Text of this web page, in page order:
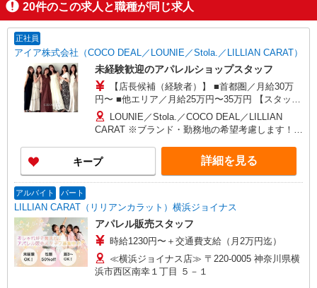
20件のこの求人と職種が同じ求人
正社員
アイア株式会社（COCO DEAL／LOUNIE／Stola.／LILLIAN CARAT）
未経験歓迎のアパレルショップスタッフ
【店長候補（経験者）】 ■首都圏／月給30万
円〜 ■他エリア／月給25万円〜35万円 【スタッ
フ】 ■首都圏／月給24万3,800円〜40万円 ■大阪／
月給23万3,500円〜35万円 ■京都、兵庫、愛知、岐
阜、福岡／月給22万7,800円〜35万円 ■他エリア／
月給22万2,100円〜35万円 固定残業手当含む（1ヶ
月あたり20時間）※超過時は追加支給 首都圏エリ
ア：30,800円 大阪：29,500円 京都、兵庫、愛知、
考慮 ※試用期間3ヶ月も同条件（首都圏：店長候
補は月給27万円〜）
LOUNIE／Stola.／COCO DEAL／LILLIAN
CARAT ※ブランド・勤務地の希望考慮します！※
道、宮城（仙台）、愛知、大阪、兵庫、京都、和
歌山、岡山、広島、愛媛、福岡、長崎、宮崎、熊
本などの各店舗で募集しています。 【COCO
ルミネ池袋店／ルミネ横浜／ルミネ大宮店／ルミ
ネ有楽町店 ルミネ立川店／ルミネ町田店／池袋
PARCO店／東京スカイツリータウン・ソラマチ店
イクスピアリ店／イオンレイクタウン店／ジョイ
ナス店／テラスモール湘南店 タカシマヤ ゲートタ
ワーモール店／イオン大高SC店 なんばCITY店／
キープ 詳細を見る
アルバイト パート
LILLIAN CARAT（リリアンカラット）横浜ジョイナス
アパレル販売スタッフ
時給1230円〜＋交通費支給（月2万円迄）
≪横浜ジョイナス店≫ 〒220-0005 神奈川県横
浜市西区南幸１丁目 ５－１